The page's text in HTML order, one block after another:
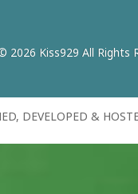
2026 Kiss929 All Rights
DEVELOPED &